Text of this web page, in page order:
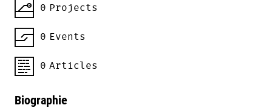
0 Projects
0 Events
0 Articles
Biographie